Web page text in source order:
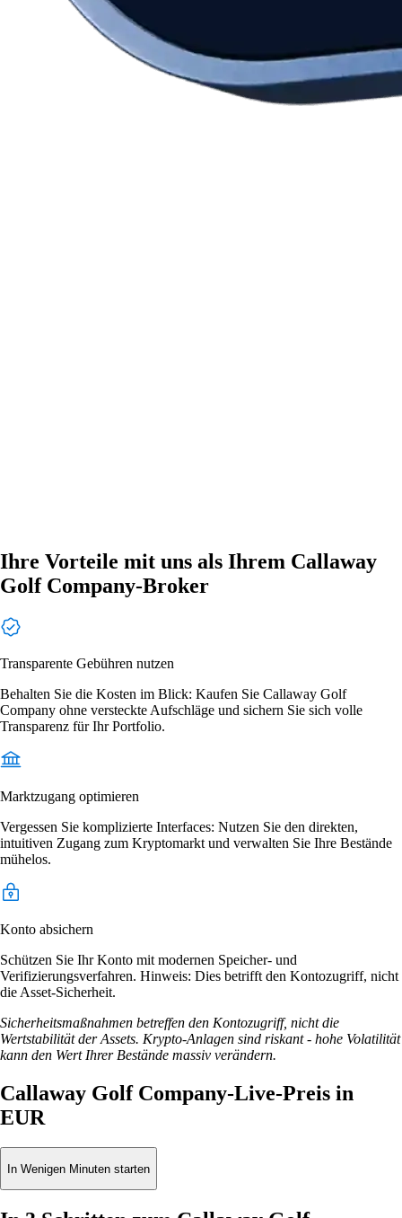
Ihre Vorteile mit uns als Ihrem Callaway
Golf Company-Broker
Transparente Gebühren nutzen
Behalten Sie die Kosten im Blick: Kaufen Sie Callaway Golf
Company ohne versteckte Aufschläge und sichern Sie sich volle
Transparenz für Ihr Portfolio.
Marktzugang optimieren
Vergessen Sie komplizierte Interfaces: Nutzen Sie den direkten,
intuitiven Zugang zum Kryptomarkt und verwalten Sie Ihre Bestände
mühelos.
Konto absichern
Schützen Sie Ihr Konto mit modernen Speicher- und
Verifizierungsverfahren. Hinweis: Dies betrifft den Kontozugriff, nicht
die Asset-Sicherheit.
Sicherheitsmaßnahmen betreffen den Kontozugriff, nicht die
Wertstabilität der Assets. Krypto-Anlagen sind riskant - hohe Volatilität
kann den Wert Ihrer Bestände massiv verändern.
Callaway Golf Company-Live-Preis in
EUR
In Wenigen Minuten starten